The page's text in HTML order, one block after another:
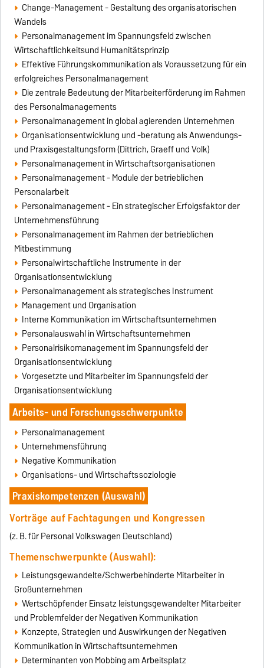
Change-Management - Gestaltung des organisatorischen
Wandels
Personalmanagement im Spannungsfeld zwischen
Wirtschaftlichkeitsund Humanitätsprinzip
Effektive Führungskommunikation als Voraussetzung für ein
erfolgreiches Personalmanagement
Die zentrale Bedeutung der Mitarbeiterförderung im Rahmen
des Personalmanagements
Personalmanagement in global agierenden Unternehmen
Organisationsentwicklung und -beratung als Anwendungs-
und Praxisgestaltungsform (Dittrich, Graeff und Volk)
Personalmanagement in Wirtschaftsorganisationen
Personalmanagement - Module der betrieblichen
Personalarbeit
Personalmanagement - Ein strategischer Erfolgsfaktor der
Unternehmensführung
Personalmanagement im Rahmen der betrieblichen
Mitbestimmung
Personalwirtschaftliche Instrumente in der
Organisationsentwicklung
Personalmanagement als strategisches Instrument
Management und Organisation
Interne Kommunikation im Wirtschaftsunternehmen
Personalauswahl in Wirtschaftsunternehmen
Personalrisikomanagement im Spannungsfeld der
Organisationsentwicklung
Vorgesetzte und Mitarbeiter im Spannungsfeld der
Organisationsentwicklung
Arbeits- und Forschungsschwerpunkte
Personalmanagement
Unternehmensführung
Negative Kommunikation
Organisations- und Wirtschaftssoziologie
Praxiskompetenzen (Auswahl)
Vorträge auf Fachtagungen und Kongressen
(z. B. für Personal Volkswagen Deutschland)
Themenschwerpunkte (Auswahl):
Leistungsgewandelte/Schwerbehinderte Mitarbeiter in
Großunternehmen
Wertschöpfender Einsatz leistungsgewandelter Mitarbeiter
und Problemfelder der Negativen Kommunikation
Konzepte, Strategien und Auswirkungen der Negativen
Kommunikation in Wirtschaftsunternehmen
Determinanten von Mobbing am Arbeitsplatz